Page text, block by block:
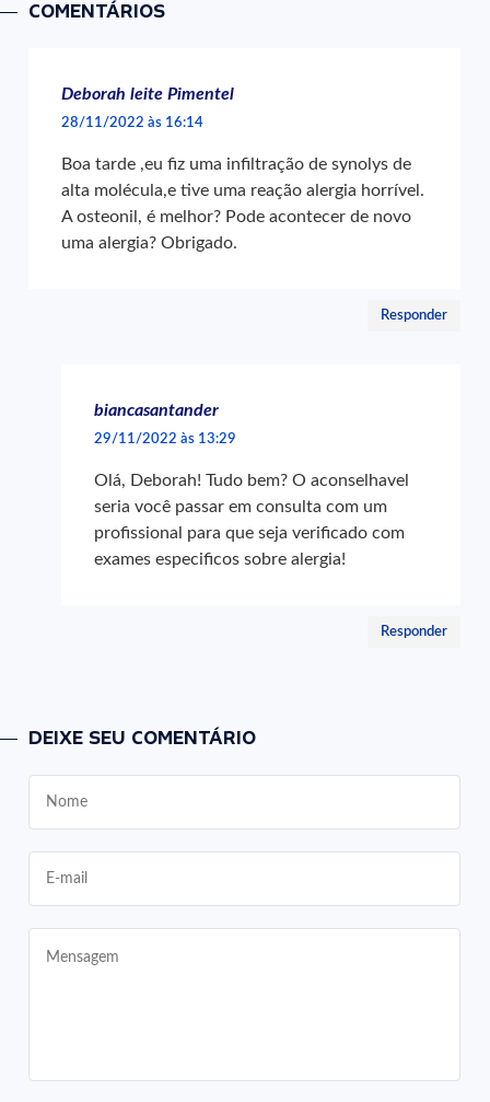
COMENTÁRIOS
Deborah leite Pimentel
28/11/2022 às 16:14
Boa tarde ,eu fiz uma infiltração de synolys de
alta molécula,e tive uma reação alergia horrível.
A osteonil, é melhor? Pode acontecer de novo
uma alergia? Obrigado.
Responder
biancasantander
29/11/2022 às 13:29
Olá, Deborah! Tudo bem? O aconselhavel
seria você passar em consulta com um
profissional para que seja verificado com
exames especificos sobre alergia!
Responder
DEIXE SEU COMENTÁRIO